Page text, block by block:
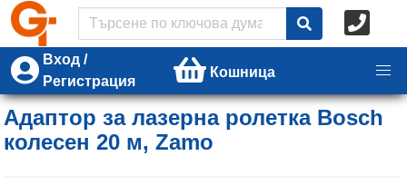
Вход /
Регистрация
Кошница
Адаптор за лазерна ролетка Bosch
колесен 20 м, Zamo